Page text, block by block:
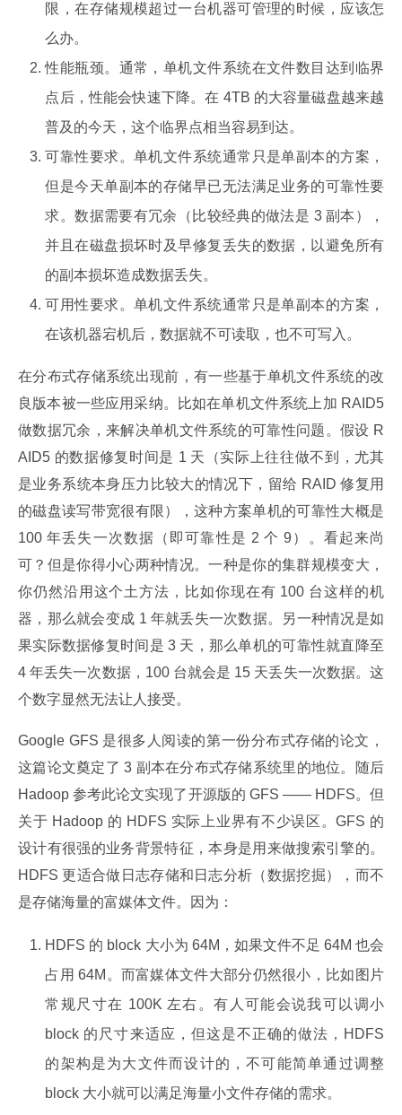
限，在存储规模超过一台机器可管理的时候，应该怎
么办。
性能瓶颈。通常，单机文件系统在文件数目达到临界
点后，性能会快速下降。在 4TB 的大容量磁盘越来越
普及的今天，这个临界点相当容易到达。
可靠性要求。单机文件系统通常只是单副本的方案，
但是今天单副本的存储早已无法满足业务的可靠性要
求。数据需要有冗余（比较经典的做法是 3 副本），
并且在磁盘损坏时及早修复丢失的数据，以避免所有
的副本损坏造成数据丢失。
可用性要求。单机文件系统通常只是单副本的方案，
在该机器宕机后，数据就不可读取，也不可写入。
在分布式存储系统出现前，有一些基于单机文件系统的改
良版本被一些应用采纳。比如在单机文件系统上加 RAID5
做数据冗余，来解决单机文件系统的可靠性问题。假设 R
AID5 的数据修复时间是 1 天（实际上往往做不到，尤其
是业务系统本身压力比较大的情况下，留给 RAID 修复用
的磁盘读写带宽很有限），这种方案单机的可靠性大概是
100 年丢失一次数据（即可靠性是 2 个 9）。看起来尚
可？但是你得小心两种情况。一种是你的集群规模变大，
你仍然沿用这个土方法，比如你现在有 100 台这样的机
器，那么就会变成 1 年就丢失一次数据。另一种情况是如
果实际数据修复时间是 3 天，那么单机的可靠性就直降至
4 年丢失一次数据，100 台就会是 15 天丢失一次数据。这
个数字显然无法让人接受。
Google GFS 是很多人阅读的第一份分布式存储的论文，
这篇论文奠定了 3 副本在分布式存储系统里的地位。随后
Hadoop 参考此论文实现了开源版的 GFS —— HDFS。但
关于 Hadoop 的 HDFS 实际上业界有不少误区。GFS 的
设计有很强的业务背景特征，本身是用来做搜索引擎的。
HDFS 更适合做日志存储和日志分析（数据挖掘），而不
是存储海量的富媒体文件。因为：
HDFS 的 block 大小为 64M，如果文件不足 64M 也会
占用 64M。而富媒体文件大部分仍然很小，比如图片
常规尺寸在 100K 左右。有人可能会说我可以调小
block 的尺寸来适应，但这是不正确的做法，HDFS
的架构是为大文件而设计的，不可能简单通过调整
block 大小就可以满足海量小文件存储的需求。